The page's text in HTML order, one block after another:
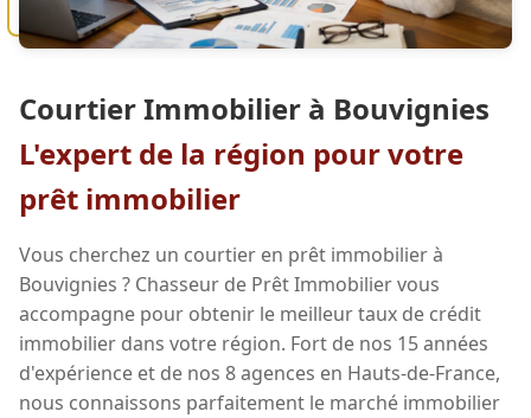
Courtier Immobilier à Bouvignies
L'expert de la région pour votre
prêt immobilier
Vous cherchez un courtier en prêt immobilier à
Bouvignies ? Chasseur de Prêt Immobilier vous
accompagne pour obtenir le meilleur taux de crédit
immobilier dans votre région. Fort de nos 15 années
d'expérience et de nos 8 agences en Hauts-de-France,
nous connaissons parfaitement le marché immobilier